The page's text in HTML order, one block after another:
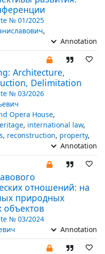
№ 01/2025
,
Annotation
Architecture,
Delimitation
№ 03/2026
Opera House,
, international law,
, reconstruction, property,
Annotation
отношений: на
природных
№ 03/2024
Annotation